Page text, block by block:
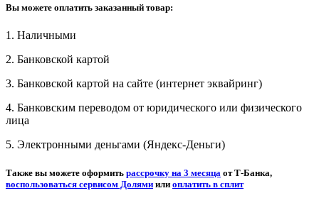
Вы можете оплатить заказанный товар:
1. Наличными
2. Банковской картой
3. Банковской картой на сайте (интернет эквайринг)
4. Банковским переводом от юридического или физического
лица
5. Электронными деньгами (Яндекс-Деньги)
Также вы можете оформить рассрочку на 3 месяца от Т-Банка,
воспользоваться сервисом Долями или оплатить в сплит